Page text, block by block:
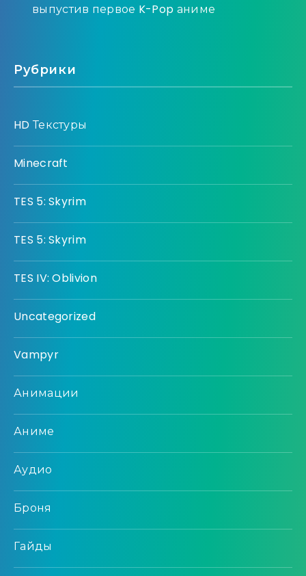
выпустив первое K-Pop аниме
Рубрики
HD Текстуры
Minecraft
TES 5: Skyrim
TES 5: Skyrim
TES IV: Oblivion
Uncategorized
Vampyr
Анимации
Аниме
Аудио
Броня
Гайды